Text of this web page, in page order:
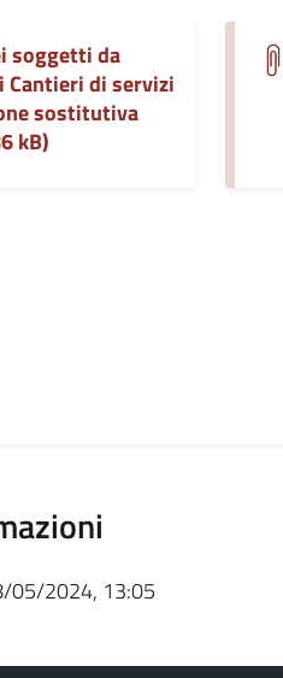
soggetti da
Cantieri di servizi
sostitutiva
kB)
05/2024, 13:05